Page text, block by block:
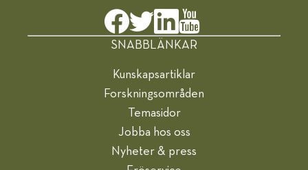
SNABBLÄNKAR
Kunskapsartiklar
Forskningsområden
Temasidor
Jobba hos oss
Nyheter & press